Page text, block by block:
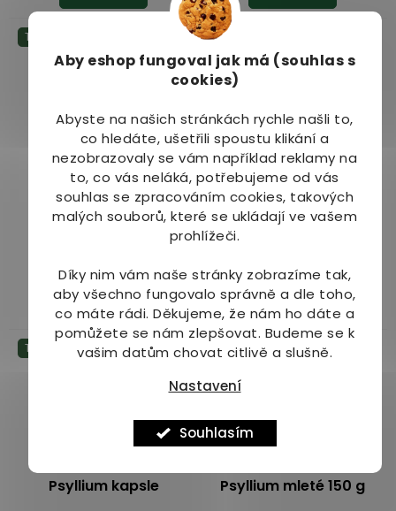
Aby eshop fungoval jak má (souhlas s
cookies)
Abyste na našich stránkách rychle našli to,
co hledáte, ušetřili spoustu klikání a
nezobrazovaly se vám například reklamy na
to, co vás neláká, potřebujeme od vás
souhlas se zpracováním cookies, takových
malých souborů, které se ukládají ve vašem
prohlížeči.
Díky nim vám naše stránky zobrazíme tak,
aby všechno fungovalo správně a dle toho,
co máte rádi. Děkujeme, že nám ho dáte a
pomůžete se nám zlepšovat. Budeme se k
vašim datům chovat citlivě a slušně.
Nastavení
Souhlasím
Tip
Psyllium
Dostupné do 1 dne
od 99 Kč
Detail
Tip
Psyllium černé celé
Dostupné do 1 dne
od89 Kč
Detail
Tip
Psyllium kapsle
Tip
Psyllium mleté 150 g